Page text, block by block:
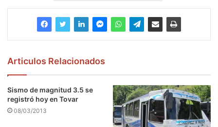
Articulos Relacionados
Sismo de magnitud 3.5 se
registró hoy en Tovar
08/03/2013